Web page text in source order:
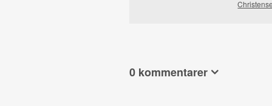
0 kommentarer